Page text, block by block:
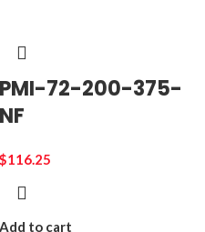
PMI-72-200-375-
NF
$116.25
Add to cart